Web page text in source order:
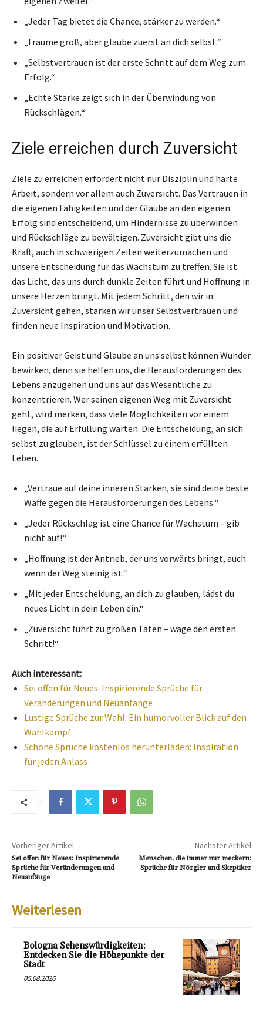
„Jeder Tag bietet die Chance, stärker zu werden.“
„Träume groß, aber glaube zuerst an dich selbst.“
„Selbstvertrauen ist der erste Schritt auf dem Weg zum
Erfolg.“
„Echte Stärke zeigt sich in der Überwindung von
Rückschlägen.“
Ziele erreichen durch Zuversicht
Ziele zu erreichen erfordert nicht nur Disziplin und harte
Arbeit, sondern vor allem auch Zuversicht. Das Vertrauen in
die eigenen Fähigkeiten und der Glaube an den eigenen
Erfolg sind entscheidend, um Hindernisse zu überwinden
und Rückschläge zu bewältigen. Zuversicht gibt uns die
Kraft, auch in schwierigen Zeiten weiterzumachen und
unsere Entscheidung für das Wachstum zu treffen. Sie ist
das Licht, das uns durch dunkle Zeiten führt und Hoffnung in
unsere Herzen bringt. Mit jedem Schritt, den wir in
Zuversicht gehen, stärken wir unser Selbstvertrauen und
finden neue Inspiration und Motivation.
Ein positiver Geist und Glaube an uns selbst können Wunder
bewirken, denn sie helfen uns, die Herausforderungen des
Lebens anzugehen und uns auf das Wesentliche zu
konzentrieren. Wer seinen eigenen Weg mit Zuversicht
geht, wird merken, dass viele Möglichkeiten vor einem
liegen, die auf Erfüllung warten. Die Entscheidung, an sich
selbst zu glauben, ist der Schlüssel zu einem erfüllten
Leben.
„Vertraue auf deine inneren Stärken, sie sind deine beste
Waffe gegen die Herausforderungen des Lebens.“
„Jeder Rückschlag ist eine Chance für Wachstum – gib
nicht auf!“
„Hoffnung ist der Antrieb, der uns vorwärts bringt, auch
wenn der Weg steinig ist.“
„Mit jeder Entscheidung, an dich zu glauben, lädst du
neues Licht in dein Leben ein.“
„Zuversicht führt zu großen Taten – wage den ersten
Schritt!“
Auch interessant:
Sei offen für Neues: Inspirierende Sprüche für
Veränderungen und Neuanfänge
Lustige Sprüche zur Wahl: Ein humorvoller Blick auf den
Wahlkampf
Schöne Sprüche kostenlos herunterladen: Inspiration
für jeden Anlass
Vorheriger Artikel
Sei offen für Neues: Inspirierende
Sprüche für Veränderungen und
Neuanfänge
Nächster Artikel
Menschen, die immer nur meckern:
Sprüche für Nörgler und Skeptiker
Weiterlesen
Bologna Sehenswürdigkeiten:
Entdecken Sie die Höhepunkte der
Stadt
05.08.2026